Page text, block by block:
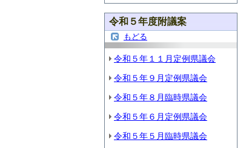
令和５年度附議案
もどる
令和５年１１月定例県議会
令和５年９月定例県議会
令和５年８月臨時県議会
令和５年６月定例県議会
令和５年５月臨時県議会